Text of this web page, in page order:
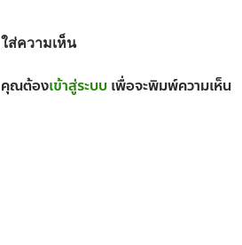
ใส่ความเห็น
คุณต้องเข้าสู่ระบบ เพื่อจะพิมพ์ความเห็น